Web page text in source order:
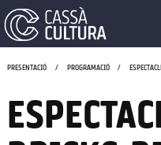
PRESENTACIÓ PROGRAMACIÓ